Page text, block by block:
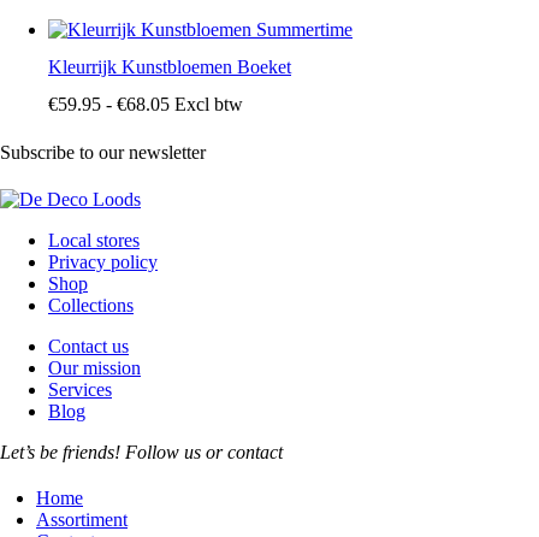
Kleurrijk Kunstbloemen Boeket
€59.95 - €68.05Prijsklasse:
9
Excl btw
Subscribe to our newsletter
Local stores
Privacy policy
Shop
Collections
Contact us
Our mission
Services
Blog
Let’s be friends! Follow us or contact
facebook-
instagram
pinterest-
circled
Home
Assortiment